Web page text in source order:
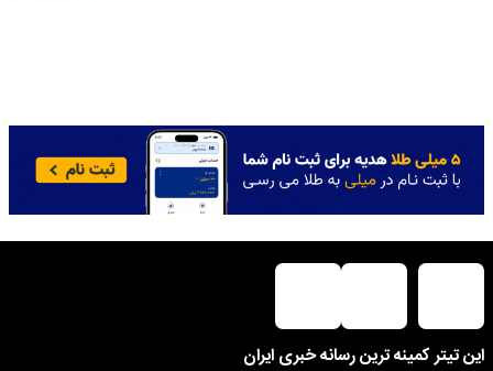
این تیتر کمینه ترین رسانه خبری ایران